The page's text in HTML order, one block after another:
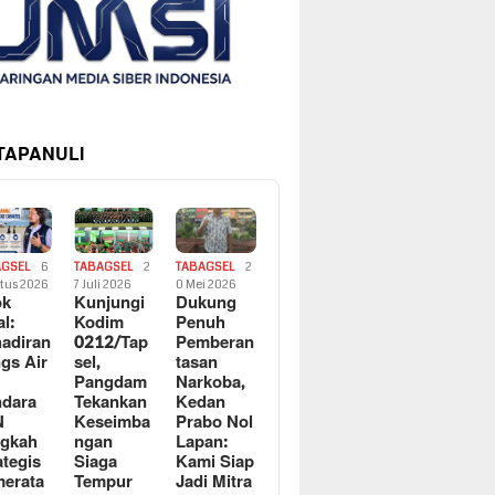
6
2026
Air
TABAGSEL
2
7 Juli 2026
Kunjungi
Kodim
0212/Tap
sel,
Pangdam
Tekankan
Keseimba
ngan
Siaga
Tempur
TABAGSEL
2
0 Mei 2026
Dukung
Penuh
Pemberan
tasan
Narkoba,
Kedan
Prabo Nol
Lapan:
Kami Siap
Jadi Mitra